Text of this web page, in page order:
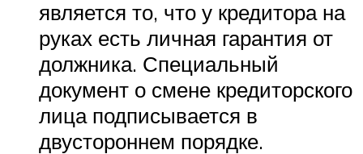
является то, что у кредитора на
руках есть личная гарантия от
должника. Специальный
документ о смене кредиторского
лица подписывается в
двустороннем порядке.